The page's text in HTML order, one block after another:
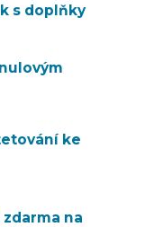
s doplňky
ke
na